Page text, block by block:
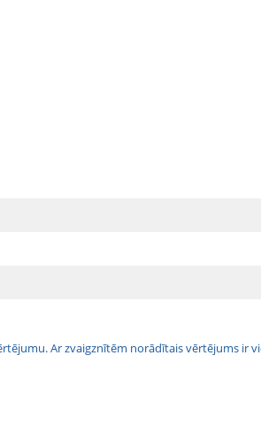
Ar zvaigznītēm norādītais vērtējums ir